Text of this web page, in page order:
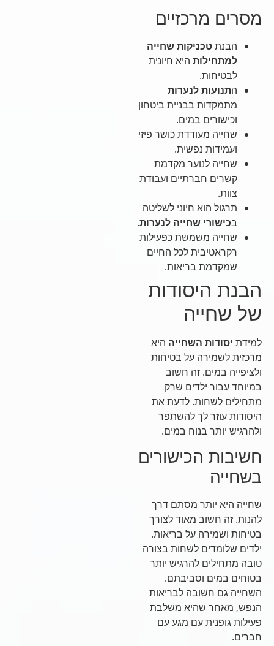
מסרים מרכזיים
הבנתטכניקות שחייה
למתחילותהיא חיונית
לבטיחות.
תנועות לנערות
מתמקדות בבניית ביטחון
וכישורים במים.
שחייה מעודדת כושר פיזי
ועמידות נפשית.
שחייה לנוער מקדמת
קשרים חברתיים ועבודת
צוות.
תרגול הוא חיוני לשליטה
כישורי שחייה לנערות.
שחייה משמשת כפעילות
רקראטיבית לכל החיים
שמקדמת בריאות.
הבנת היסודות
של שחייה
למידתיסודות השחייההיא
מרכזית לשמירה על בטיחות
ולציפייה במים. זה חשוב
במיוחד עבור ילדים שרק
מתחילים לשחות. לדעת את
היסודות עוזר לך להשתפר
ולהרגיש יותר בנוח במים.
חשיבות הכישורים
בשחייה
שחייה היא יותר מסתם דרך
להנות. זה חשוב מאוד לצורך
בטיחות ושמירה על בריאות.
ילדים שלומדים לשחות בצורה
טובה מתחילים להרגיש יותר
בטוחים במים וסביבתם.
השחייה גם חשובה לבריאות
הנפש, מאחר שהיא משלבת
פעילות גופנית עם מגע עם
חברים.